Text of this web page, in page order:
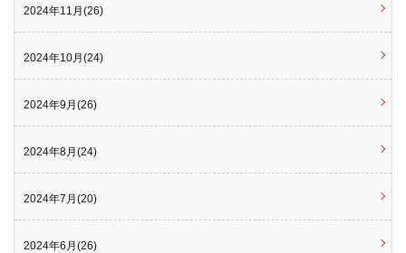
2024年11月(26)
2024年10月(24)
2024年9月(26)
2024年8月(24)
2024年7月(20)
2024年6月(26)